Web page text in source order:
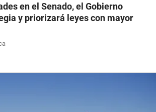
en el Senado, el Gobierno
y priorizará leyes con mayor